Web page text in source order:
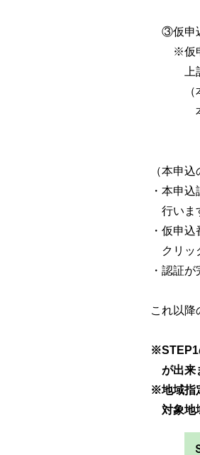
③仮申
※仮申
上記①
（本申
本申込
（本申込
・本申
行いま
・仮申
クリッ
・認証
これ以降
※STEP1
が出来
※地域指
対象地